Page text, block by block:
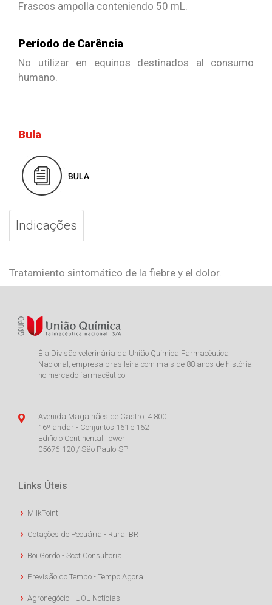
Frascos ampolla conteniendo 50 mL.
Período de Carência
No utilizar en equinos destinados al consumo
humano.
Bula
Indicações
Tratamiento sintomático de la fiebre y el dolor.
É a Divisão veterinária da União Química Farmacêutica
Nacional, empresa brasileira com mais de 88 anos de história
no mercado farmacêutico.
Avenida Magalhães de Castro, 4.800
16º andar - Conjuntos 161 e 162
Edifício Continental Tower
05676-120 / São Paulo-SP
Links Úteis
MilkPoint
Cotações de Pecuária - Rural BR
Boi Gordo - Scot Consultoria
Previsão do Tempo - Tempo Agora
Agronegócio - UOL Notícias